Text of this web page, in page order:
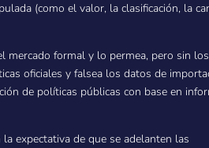
(como el valor, la clasificación, la
mercado formal y lo permea, pero sin
oficiales y falsea los datos de
de políticas públicas con base en
expectativa de que se adelanten las